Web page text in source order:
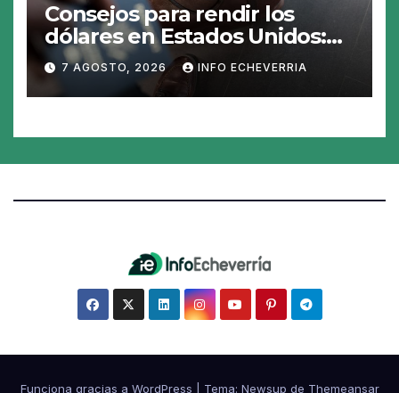
Consejos para rendir los
dólares en Estados Unidos:
claves para no gastar de más
en el viaje
7 AGOSTO, 2026 INFO ECHEVERRIA
Funciona gracias a WordPress Tema: Newsup de Themeansar